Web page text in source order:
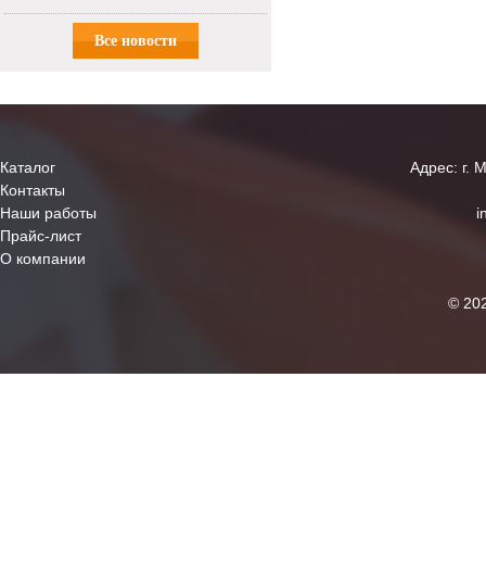
Все новости
Каталог
Контакты
Наши работы
Прайс-лист
О компании
Адрес: г.
©